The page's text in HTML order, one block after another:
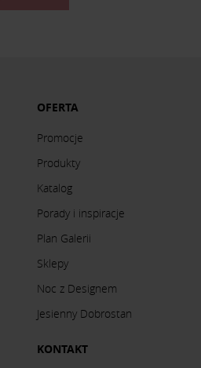
OFERTA
Promocje
Produkty
Katalog
Porady i inspiracje
Plan Galerii
Sklepy
Noc z Designem
Jesienny Dobrostan
KONTAKT